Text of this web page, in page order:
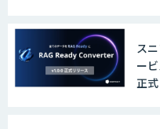
ス
ー
正